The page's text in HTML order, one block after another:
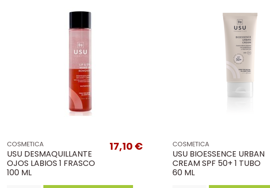
COSMETICA
USU DESMAQUILLANTE
OJOS LABIOS 1 FRASCO
100 ML
17,10 € COSMETICA
USU BIOESSENCE URBAN
CREAM SPF 50+ 1 TUBO
60 ML